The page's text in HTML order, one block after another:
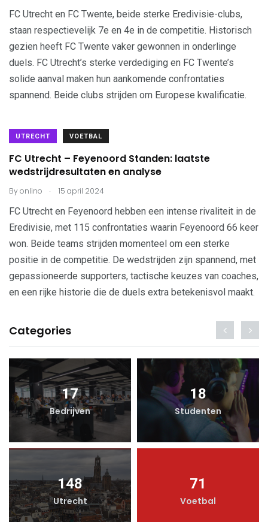
FC Utrecht en FC Twente, beide sterke Eredivisie-clubs,
staan respectievelijk 7e en 4e in de competitie. Historisch
gezien heeft FC Twente vaker gewonnen in onderlinge
duels. FC Utrecht’s sterke verdediging en FC Twente’s
solide aanval maken hun aankomende confrontaties
spannend. Beide clubs strijden om Europese kwalificatie.
UTRECHT VOETBAL
FC Utrecht – Feyenoord Standen: laatste
wedstrijdresultaten en analyse
Byonlino . 15 april 2024
FC Utrecht en Feyenoord hebben een intense rivaliteit in de
Eredivisie, met 115 confrontaties waarin Feyenoord 66 keer
won. Beide teams strijden momenteel om een sterke
positie in de competitie. De wedstrijden zijn spannend, met
gepassioneerde supporters, tactische keuzes van coaches,
en een rijke historie die de duels extra betekenisvol maakt.
Categories
17
Bedrijven
18
Studenten
148
Utrecht
71
Voetbal